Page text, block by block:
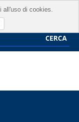
CERCA
all'uso di cookies.